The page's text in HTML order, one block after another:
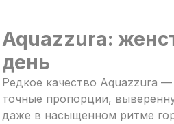
Aquazzura:
день
Редкое качество Aquazzura
точные пропорции,
даже в насыщенном ритме